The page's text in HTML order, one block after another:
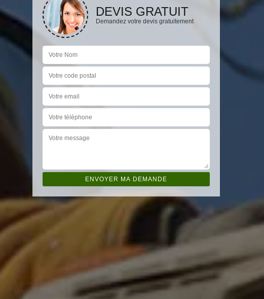
DEVIS GRATUIT
Demandez votre devis gratuitement